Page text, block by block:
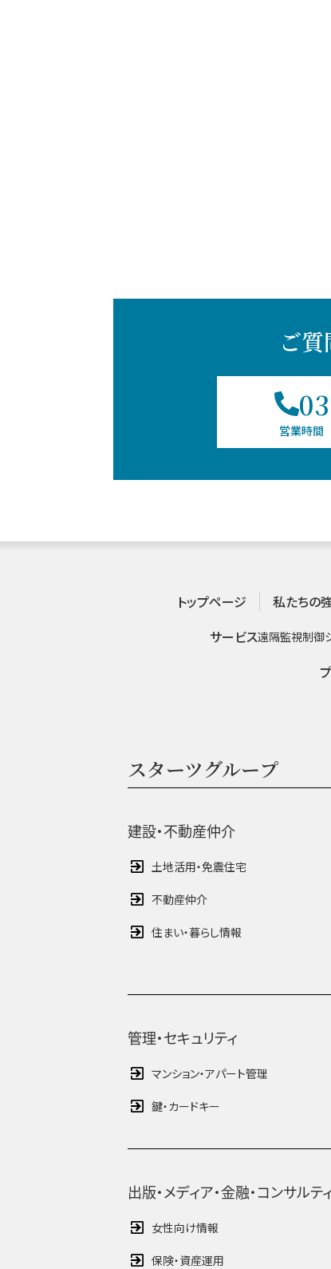
ご
営業時間
トップページ 私たちの
サービス遠隔監視制御
スターツグループ
建設・不動産仲介
土地活用・免震住宅
不動産仲介
住まい・暮らし情報
管理・セキュリティ
マンション・アパート管理
鍵・カードキー
出版・メディア・金融・コンサルテ
女性向け情報
保険・資産運用